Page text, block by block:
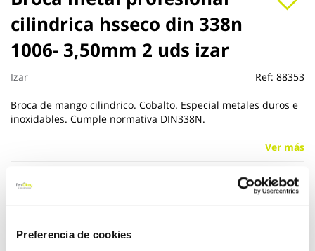
Preferencia de cookies
cilindrica hsseco din 338n
1006- 3,50mm 2 uds izar
Izar Ref: 88353
Broca de mango cilindrico. Cobalto. Especial metales duros e
inoxidables. Cumple normativa DIN338N.
Ver más
4,36 €
al
comienzo
de
la
galería
de